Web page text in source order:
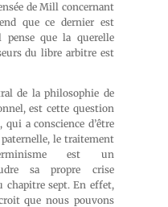
de Mill concernant
que ce dernier est
que la querelle
du libre arbitre est
de la philosophie de
est cette question
a conscience d’être
le traitement
est un
sa propre crise
chapitre sept. En effet,
que nous pouvons